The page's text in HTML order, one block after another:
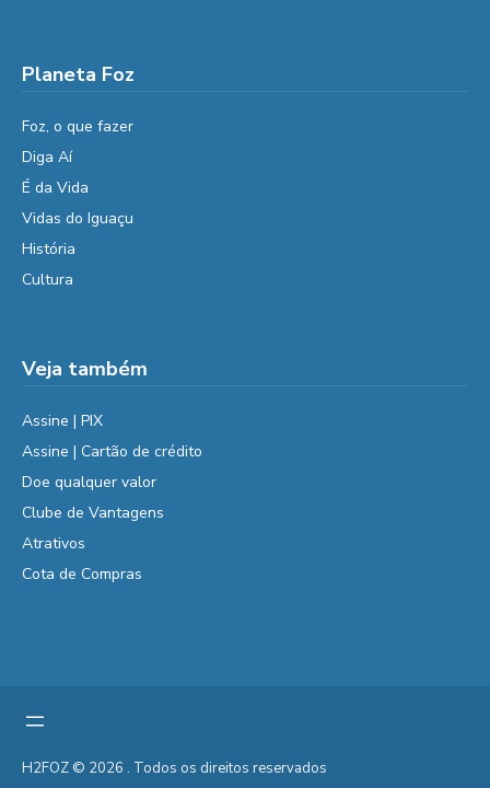
Planeta Foz
Foz, o que fazer
Diga Aí
É da Vida
Vidas do Iguaçu
História
Cultura
Veja também
Assine | PIX
Assine | Cartão de crédito
Doe qualquer valor
Clube de Vantagens
Atrativos
Cota de Compras
H2FOZ © 2026 . Todos os direitos reservados